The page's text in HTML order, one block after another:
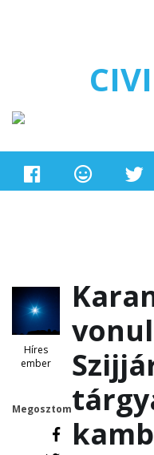
Híres
ember
Megosztom